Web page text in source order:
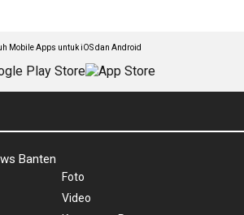
Mobile Apps untuk iOS dan Android
Banten
Foto
Video